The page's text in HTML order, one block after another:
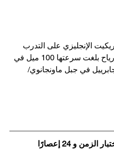
الإنجليزي على التدرب
على العشب الحقيقي، في ظل رياح بلغت سرعتها 100 ميل في
جابرييل في جبل ماونجانوي/
لقد صمدت منازل كرافو أمام اختبار الزمن و 24 إعصارًا